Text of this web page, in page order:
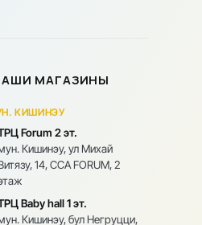
МАГАЗИНЫ
КИШИНЭУ
Forum 2 эт.
Кишинэу, ул Михай
14, CCA FORUM, 2
Baby hall 1 эт.
Кишинэу, бул Негруцци,